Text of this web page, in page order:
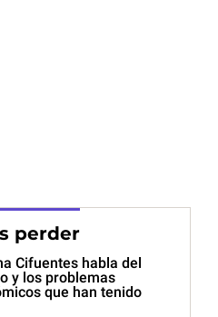
perder
Cifuentes habla del
y los problemas
que han tenido